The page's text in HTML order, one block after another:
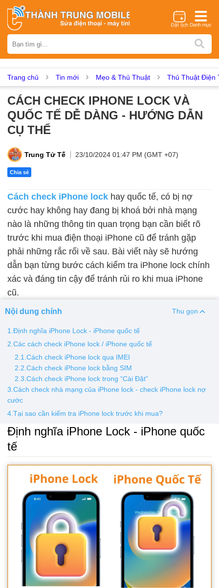
iPhone Samsung Oppo Xiaomi Realme Vivo
Asus Sony Vertu LG Tecno
Dịch vụ sửa chữa
Thay mic Thay rung Thay main Unlock - Mở Khoá
Màn hình Vsmart Màn hình Google Pixel
Thay pin
Pin iPhone Pin Samsumg Pin Oppo Pin Xiaomi
Pin Realme
Trang chủ Tin mới Mẹo & Thủ Thuật Thủ Thuật Điện
CÁCH CHECK IPHONE LOCK VÀ
QUỐC TẾ DỄ DÀNG - HƯỚNG DẪN
CỤ THỂ
Trung Tử Tế 23/10/2024 01:47 PM (GMT +07)
Chia sẻ
Cách check iPhone lock hay quốc tế, có bị nợ
cước hay không hay đang bị khoá bởi nhà mạng
nào là những thông tin quan trọng bạn cần biết rõ
trước khi mua điện thoại iPhone cũ để tránh gặp
phải những rắc rối về sau. Bài viết này sẽ hướng
dẫn bạn từng bước cách kiểm tra iPhone lock chính
xác và đáng tin cậy để tránh rủi ro khi mua iPhone
cũ.
Nội dung chính Thu gọn
1.Định nghĩa iPhone Lock - iPhone quốc tế
2.Các cách check iPhone lock / iPhone quốc tế
2.1.Cách check iPhone lock qua IMEI
2.2.Cách check iPhone lock bằng SIM
2.3.Cách check iPhone lock trong “Cài Đặt”
3.Cách check nhà mạng của iPhone lock - check iPhone lock nợ
cước
4.Tại sao cần kiểm tra iPhone lock trước khi mua?
Định nghĩa iPhone Lock - iPhone quốc
tế